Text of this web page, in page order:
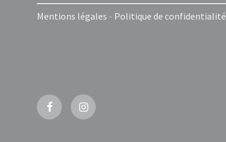
Mentions légales - Politique de confidentialité
FacebookInstagram